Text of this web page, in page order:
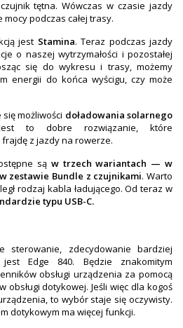
tętna. Wówczas w czasie jazdy
podczas całej trasy.
jest Stamina. Teraz podczas jazdy
o naszej wytrzymałości i pozostałej
się do wykresu i trasy, możemy
energii do końca wyścigu, czy może
możliwości doładowania solarnego
to dobre rozwiązanie, które
z jazdy na rowerze.
są w trzech wariantach — w
zestawie Bundle z czujnikami. Warto
rodzaj kabla ładującego. Od teraz w
typu USB-C.
sterowanie, zdecydowanie bardziej
jest Edge 840. Będzie znakomitym
obsługi urządzenia za pomocą
obsługi dotykowej. Jeśli więc dla kogoś
to wybór staje się oczywisty.
dotykowym ma więcej funkcji.